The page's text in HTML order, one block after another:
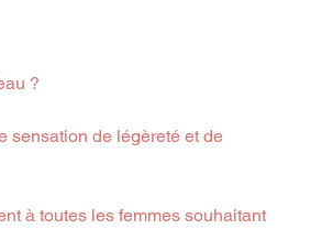
?
sensation de légèreté et de
à toutes les femmes souhaitant